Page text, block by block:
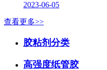
2023-06-05
查看更多>>
胶粘剂分类
高强度纸管胶